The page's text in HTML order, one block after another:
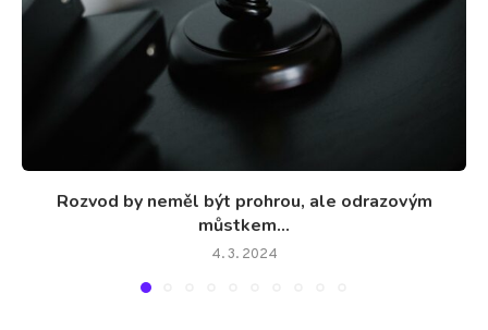
Rozvod by neměl být prohrou, ale odrazovým
můstkem...
4. 3. 2024